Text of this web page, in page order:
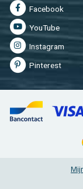
Fa­cebook
You­Tu­be
In­st­agram
Pin­te­rest